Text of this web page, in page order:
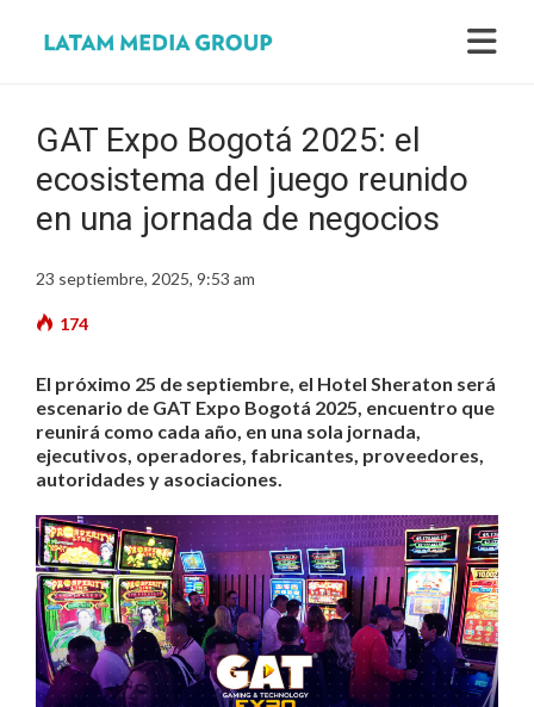
GAT Expo Bogotá 2025: el
ecosistema del juego reunido
en una jornada de negocios
23 septiembre, 2025, 9:53 am
174
El próximo 25 de septiembre, el Hotel Sheraton será
escenario de GAT Expo Bogotá 2025, encuentro que
reunirá como cada año, en una sola jornada,
ejecutivos, operadores, fabricantes, proveedores,
autoridades y asociaciones.